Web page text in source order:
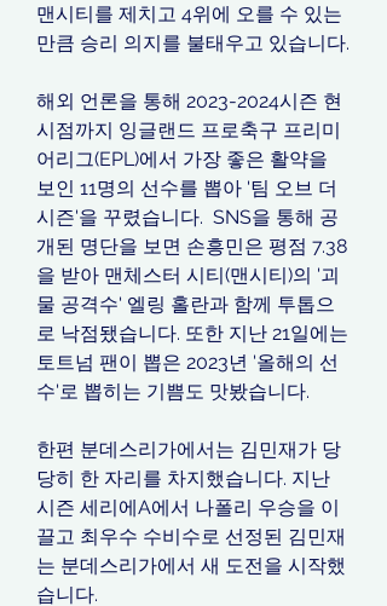
맨시티를 제치고 4위에 오를 수 있는
만큼 승리 의지를 불태우고 있습니다.
해외 언론을 통해 2023-2024시즌 현
시점까지 잉글랜드 프로축구 프리미
어리그(EPL)에서 가장 좋은 활약을
보인 11명의 선수를 뽑아 '팀 오브 더
시즌'을 꾸렸습니다. ​ SNS을 통해 공
개된 명단을 보면 손흥민은 평점 7.38
을 받아 맨체스터 시티(맨시티)의 '괴
물 공격수' 엘링 홀란과 함께 투톱으
로 낙점됐습니다. 또한 지난 21일에는
토트넘 팬이 뽑은 2023년 '올해의 선
수'로 뽑히는 기쁨도 맛봤습니다.
한편 분데스리가에서는 김민재가 당
당히 한 자리를 차지했습니다. 지난
시즌 세리에A에서 나폴리 우승을 이
끌고 최우수 수비수로 선정된 김민재
는 분데스리가에서 새 도전을 시작했
습니다.